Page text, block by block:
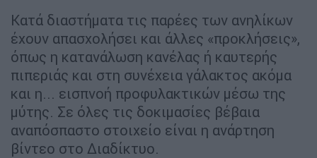
Κατά διαστήματα τις παρέες των ανηλίκων
έχουν απασχολήσει και άλλες «προκλήσεις»,
όπως η κατανάλωση κανέλας ή καυτερής
πιπεριάς και στη συνέχεια γάλακτος ακόμα
και η... εισπνοή προφυλακτικών μέσω της
μύτης. Σε όλες τις δοκιμασίες βέβαια
αναπόσπαστο στοιχείο είναι η ανάρτηση
βίντεο στο Διαδίκτυο.